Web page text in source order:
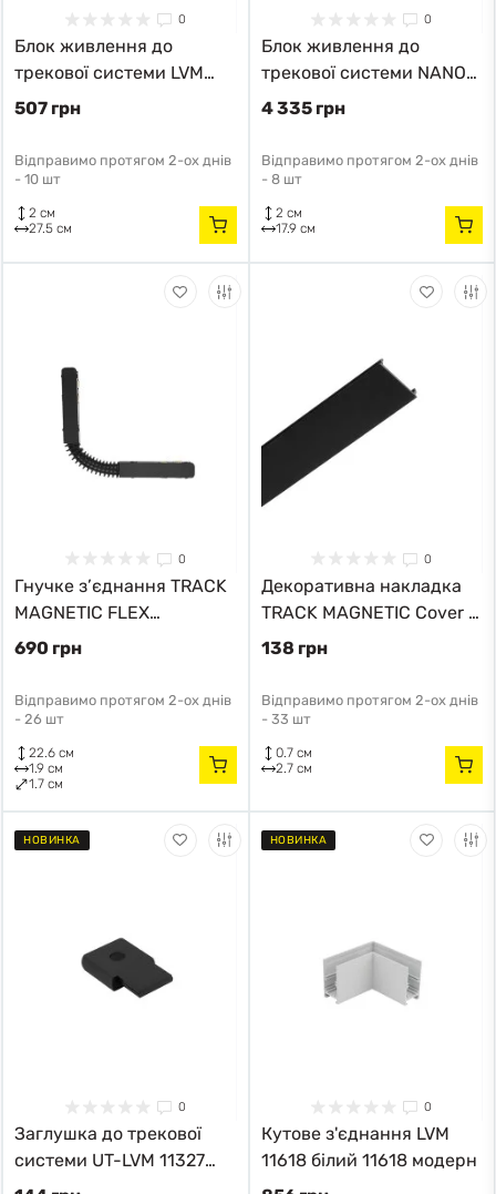
0
Блок живлення до
трекової системи LVM
11621 білий 11621 модерн
507 грн
Відправимо протягом 2-ох днів
- 10 шт
2 см
27.5 см
0
Блок живлення до
трекової системи NANO-
LVM 11874 білий 11874
4 335 грн
Відправимо протягом 2-ох днів
- 8 шт
2 см
17.9 см
0
Гнучке з’єднання TRACK
MAGNETIC FLEX
CONNECTOR AZ4687
690 грн
Відправимо протягом 2-ох днів
- 26 шт
22.6 см
1.9 см
1.7 см
0
Декоративна накладка
TRACK MAGNETIC Cover 1
м AZ4652 Azzardo
138 грн
Відправимо протягом 2-ох днів
- 33 шт
0.7 см
2.7 см
НОВИНКА
0
Заглушка до трекової
системи UT-LVM 11327
чорний 11327 модерн
НОВИНКА
0
Кутове з'єднання LVM
11618 білий 11618 модерн